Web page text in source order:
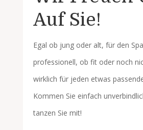
Auf Sie!
Egal ob jung oder alt, für den
professionell, ob fit oder noch
wirklich für jeden etwas
Kommen Sie einfach
tanzen Sie mit!